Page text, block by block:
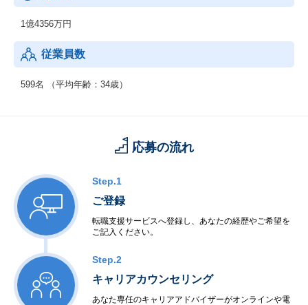
1億4356万円
従業員数
599名 （平均年齢：34歳）
応募の流れ
Step.1
ご登録
転職支援サービスへ登録し、あなたの経歴やご希望を
ご記入ください。
Step.2
キャリアカウンセリング
あなた専任のキャリアアドバイザーがオンラインや電